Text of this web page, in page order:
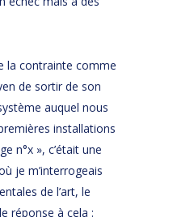
la contrainte comme
de sortir de son
auquel nous
installations
n°x », c’était une
je m’interrogeais
de l’art, le
réponse à cela :